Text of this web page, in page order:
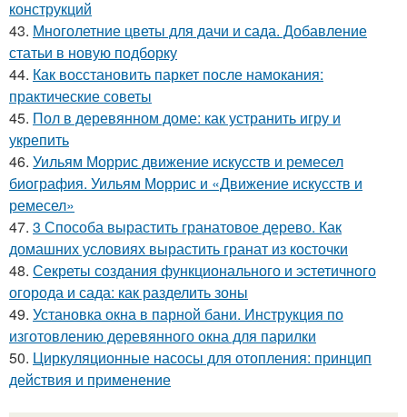
конструкций
43. Многолетние цветы для дачи и сада. Добавление
статьи в новую подборку
44. Как восстановить паркет после намокания:
практические советы
45. Пол в деревянном доме: как устранить игру и
укрепить
46. Уильям Моррис движение искусств и ремесел
биография. Уильям Моррис и «Движение искусств и
ремесел»
47. 3 Способа вырастить гранатовое дерево. Как
домашних условиях вырастить гранат из косточки
48. Секреты создания функционального и эстетичного
огорода и сада: как разделить зоны
49. Установка окна в парной бани. Инструкция по
изготовлению деревянного окна для парилки
50. Циркуляционные насосы для отопления: принцип
действия и применение